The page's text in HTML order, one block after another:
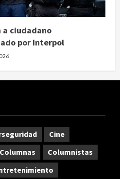
a ciudadano
por Interpol
Cine
Columnas
Columnistas